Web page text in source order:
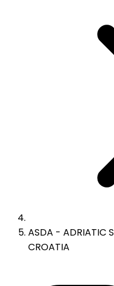
ASDA - ADRIATIC
CROATIA